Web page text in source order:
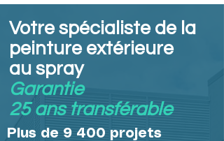
Votre spécialiste de la
peinture extérieure
au spray
Garantie
25 ans transférable
Plus de 9 400 projets